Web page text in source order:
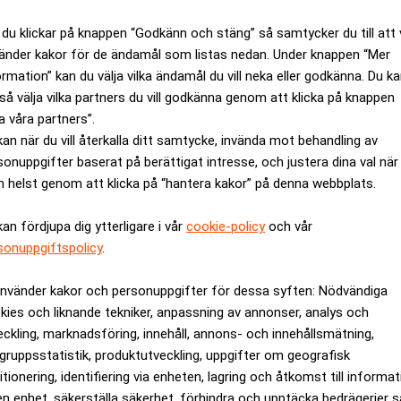
klickar på knappen “Godkänn och stäng” så samtycker du till att
kakor för de ändamål som listas nedan. Under knappen “Mer
kan du välja vilka ändamål du vill neka eller godkänna. Du
välja vilka partners du vill godkänna genom att klicka på knappen
våra partners”.
när du vill återkalla ditt samtycke, invända mot behandling av
baserat på berättigat intresse, och justera dina val när
helst genom att klicka på “hantera kakor” på denna webbplats.
fördjupa dig ytterligare i vår cookie-policyoch vår
.
kakor och personuppgifter för dessa syften: Nödvändiga
och liknande tekniker, anpassning av annonser, analys och
marknadsföring, innehåll, annons- och innehållsmätning,
produktutveckling, uppgifter om geografisk
identifiering via enheten, lagring och åtkomst till
chockerades världen av en ny katastrof i form av kriget i
får naturligtvis också stora ekonomiska följder, inte minst
av varandra. Detta ser vi i vårens CFO Survey, där
med det mer gynnsamma läget vi såg i höstens
nettobalansen mellan de som har en positiv syn och de
Det är fortfarande något över det historiska genomsnittet,
till mer genomsnittlig. Även frågor rörande finansiella
vara den mest betydande risken under de närmaste
undersökning. Av de svarande uppger 45 procent att de nu
i höstens undersökning.
i vårens undersökning, och mer än två av fem
som rör brist på kvalificerad personal samt stigande priser.
blivit allt mer pressande. De effekter som kriget i Ukraina